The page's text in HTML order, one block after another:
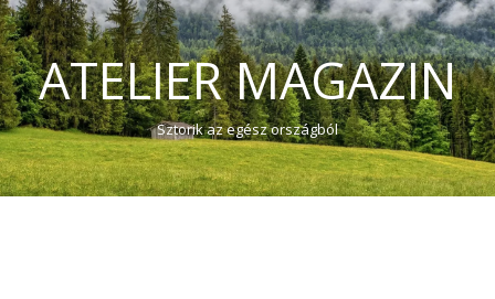
ATELIER MAGAZIN
Sztorik az egész országból